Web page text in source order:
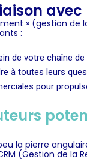
» (gestion
:
de votre chaîne de
à toutes leurs
pour
la pierre
(Gestion de la